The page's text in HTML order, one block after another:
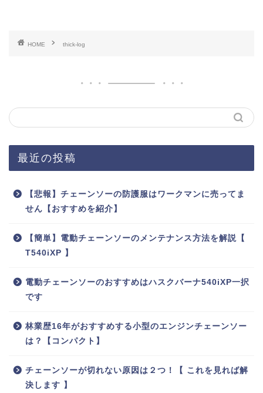
HOME thick-log
最近の投稿
【悲報】チェーンソーの防護服はワークマンに売ってま
せん【おすすめを紹介】
【簡単】電動チェーンソーのメンテナンス方法を解説【
T540iXP 】
電動チェーンソーのおすすめはハスクバーナ540iXP一択
です
林業歴16年がおすすめする小型のエンジンチェーンソー
は？【コンパクト】
チェーンソーが切れない原因は２つ！【 これを見れば解
決します 】